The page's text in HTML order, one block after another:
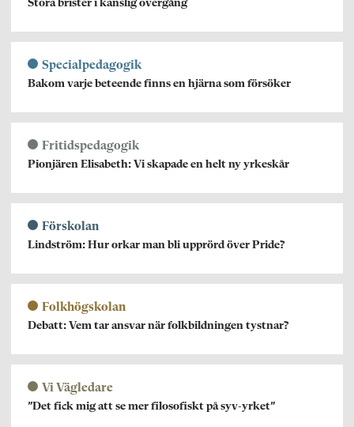
Stora brister i känslig övergång
Specialpedagogik
Bakom varje beteende finns en hjärna som försöker
Fritidspedagogik
Pionjären Elisabeth: Vi skapade en helt ny yrkeskår
Förskolan
Lindström: Hur orkar man bli upprörd över Pride?
Folkhögskolan
Debatt: Vem tar ansvar när folkbildningen tystnar?
Vi Vägledare
”Det fick mig att se mer filosofiskt på syv-yrket”